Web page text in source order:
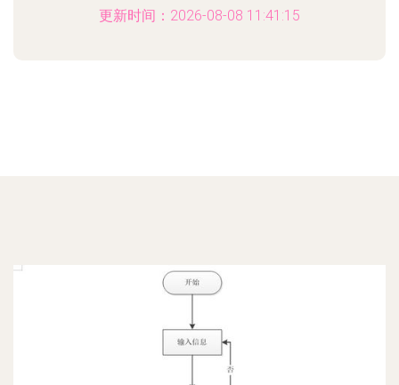
更新时间：2026-08-08 11:41:15